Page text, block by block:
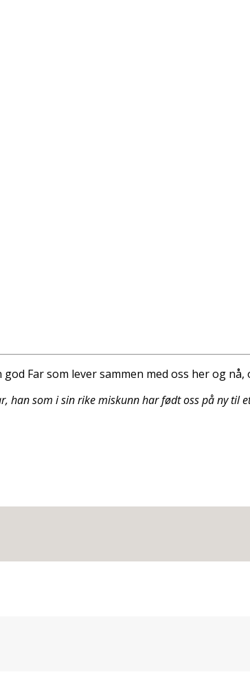
Far som lever sammen med oss her og
han som i sin rike miskunn har født oss på ny til